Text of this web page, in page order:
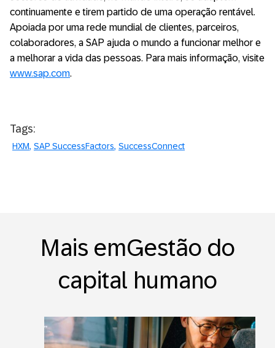
continuamente e tirem partido de uma operação rentável.
Apoiada por uma rede mundial de clientes, parceiros,
colaboradores, a SAP ajuda o mundo a funcionar melhor e
a melhorar a vida das pessoas. Para mais informação, visite
www.sap.com.
Tags:
HXM SAP SuccessFactors SuccessConnect
Mais emGestão do
capital humano